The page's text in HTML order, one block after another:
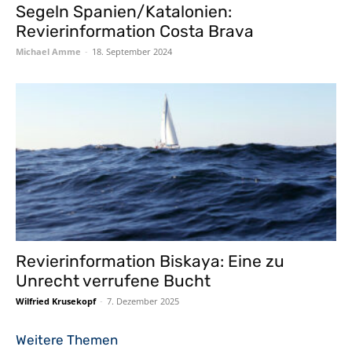
Segeln Spanien/Katalonien:
Revierinformation Costa Brava
Michael Amme - 18. September 2024
Revierinformation Biskaya: Eine zu
Unrecht verrufene Bucht
Wilfried Krusekopf - 7. Dezember 2025
Weitere Themen